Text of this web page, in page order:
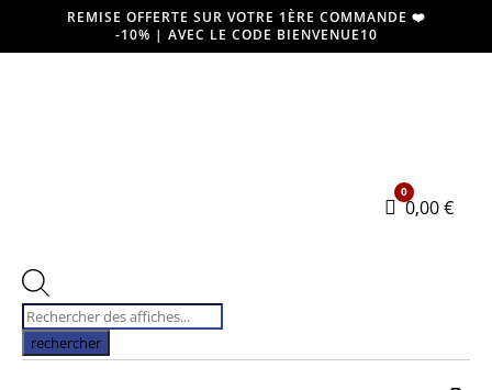
REMISE OFFERTE SUR VOTRE 1ÈRE COMMANDE ❤️
-10% | AVEC LE CODE BIENVENUE10
Recherche
de
produits
rechercher
Panier
0
0,00€